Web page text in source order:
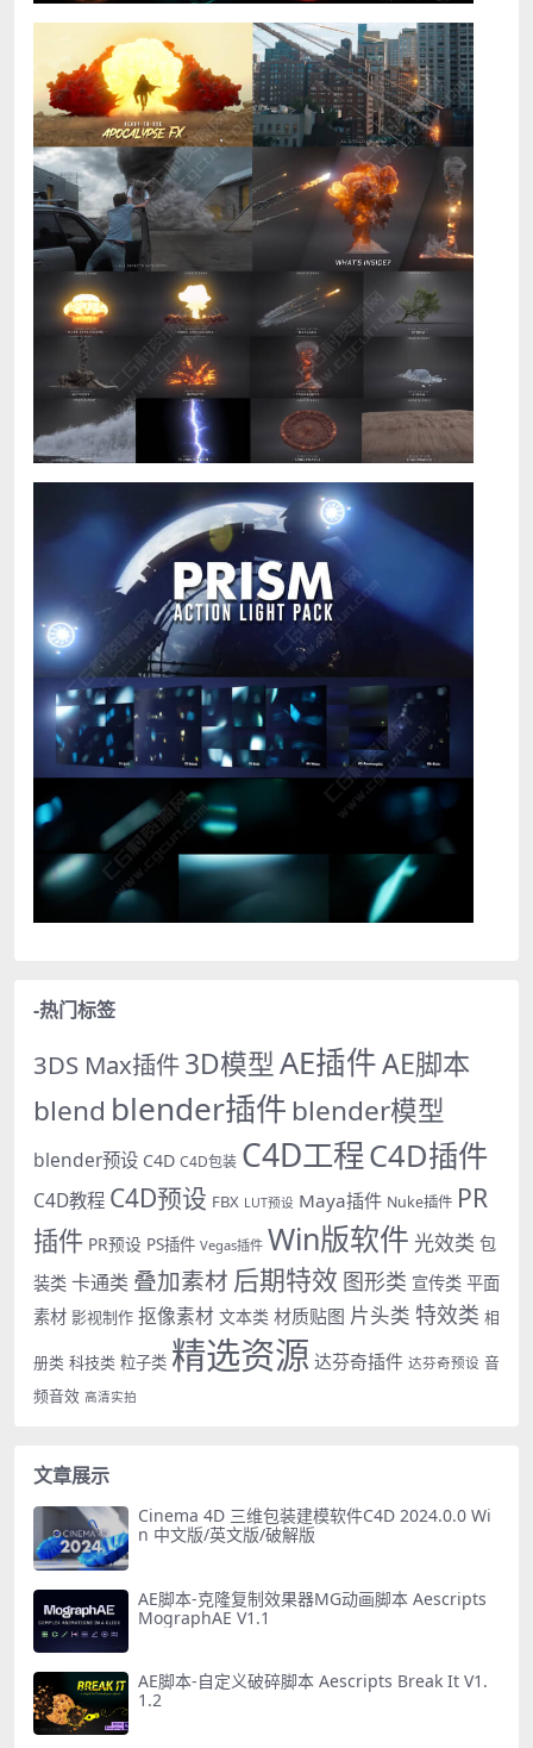
-热门标签
3DS Max插件3D模型AE插件AE脚本
blend blender插件 blender模型
blender预设 C4D C4D包装 C4D工程C4D插件
C4D教程 C4D预设 FBX LUT预设 Maya插件 Nuke插件 PR
插件 PR预设 PS插件 Vegas插件 Win版软件 光效类 包
装类 卡通类 叠加素材 后期特效 图形类 宣传类 平面
素材 影视制作 抠像素材 文本类 材质贴图 片头类 特效类 相
册类 科技类 粒子类 精选资源 达芬奇插件 达芬奇预设 音
频音效 高清实拍
文章展示
Cinema 4D 三维包装建模软件C4D 2024.0.0 Wi
n 中文版/英文版/破解版
AE脚本-克隆复制效果器MG动画脚本 Aescripts
MographAE V1.1
AE脚本-自定义破碎脚本 Aescripts Break It V1.
1.2